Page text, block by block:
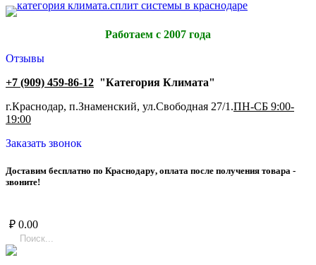
Работаем с 2007 года
Отзывы
+7 (909) 459-86-12 "Категория Климата"
г.Краснодар, п.Знаменский, ул.Свободная 27/1.ПН-СБ 9:00-
19:00
Заказать звонок
Доставим бесплатно по Краснодару, оплата после получения товара -
звоните!
₽ 0.00